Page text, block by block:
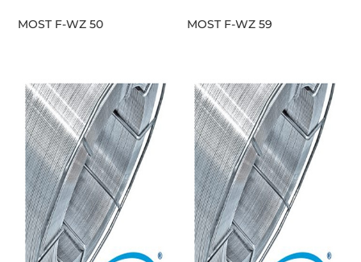
MOST F-WZ 50 MOST F-WZ 59